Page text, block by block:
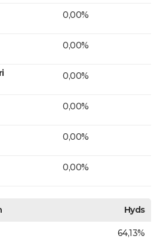
0,00%
0,00%
0,00%
0,00%
0,00%
0,00%
Hyds
64,13%